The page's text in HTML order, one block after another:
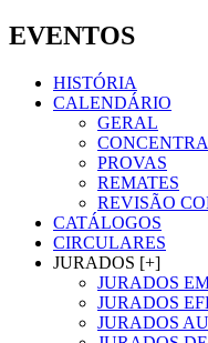
EVENTOS
HISTÓRIA
CALENDÁRIO
GERAL
PROVAS
REMATES
REVISÃO
CATÁLOGOS
CIRCULARES
JURADOS [+]
JURADOS
JURADOS
JURADOS